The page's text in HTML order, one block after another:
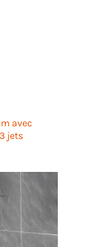
avec
jets